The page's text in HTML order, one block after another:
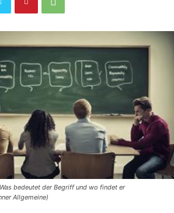
bedeutet der Begriff und wo findet er
Allgemeine)